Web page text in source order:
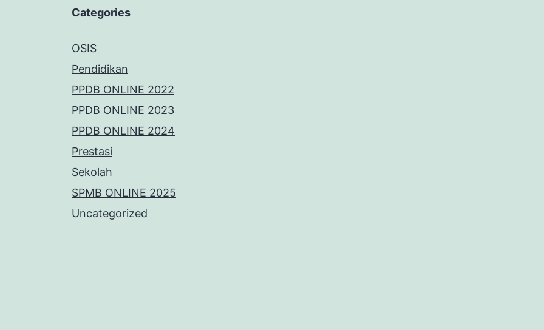
Categories
OSIS
Pendidikan
PPDB ONLINE 2022
PPDB ONLINE 2023
PPDB ONLINE 2024
Prestasi
Sekolah
SPMB ONLINE 2025
Uncategorized